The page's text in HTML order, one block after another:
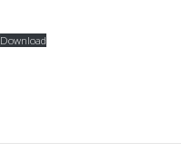
Download